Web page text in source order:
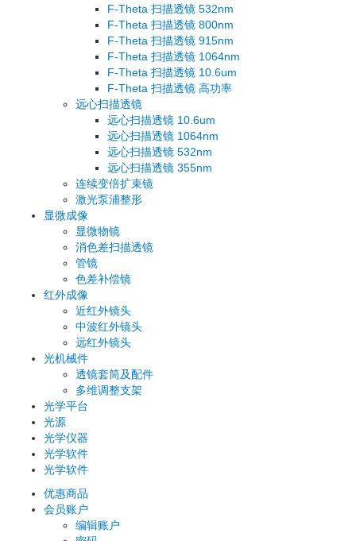
F-Theta 扫描透镜 532nm
F-Theta 扫描透镜 800nm
F-Theta 扫描透镜 915nm
F-Theta 扫描透镜 1064nm
F-Theta 扫描透镜 10.6um
F-Theta 扫描透镜 高功率
远心扫描透镜
远心扫描透镜 10.6um
远心扫描透镜 1064nm
远心扫描透镜 532nm
远心扫描透镜 355nm
连续变倍扩束镜
激光泵浦整形
显微成像
显微物镜
消色差扫描透镜
管镜
色差补偿镜
红外成像
近红外镜头
中波红外镜头
远红外镜头
光机械件
透镜套筒及配件
多维调整支架
光学平台
光源
光学仪器
光学软件
光学软件
优惠商品
会员账户
编辑账户